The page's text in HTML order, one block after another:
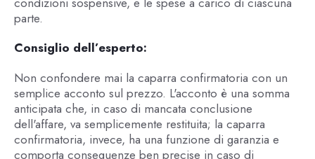
parte.
Consiglio dell’esperto:
Non confondere mai la caparra confirmatoria con un
semplice acconto sul prezzo. L'acconto è una somma
anticipata che, in caso di mancata conclusione
dell'affare, va semplicemente restituita; la caparra
confirmatoria, invece, ha una funzione di garanzia e
comporta conseguenze ben precise in caso di